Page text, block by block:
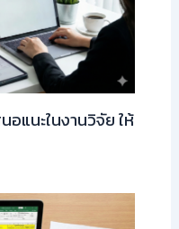
อแนะในงานวิจัย ให้